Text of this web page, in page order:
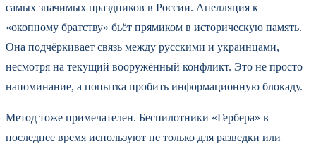
самых значимых праздников в России. Апелляция к
«окопному братству» бьёт прямиком в историческую память.
Она подчёркивает связь между русскими и украинцами,
несмотря на текущий вооружённый конфликт. Это не просто
напоминание, а попытка пробить информационную блокаду.
Метод тоже примечателен. Беспилотники «Гербера» в
последнее время используют не только для разведки или